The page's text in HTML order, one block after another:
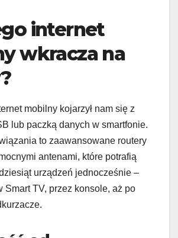
internet
wkracza na
mobilny kojarzył nam się z
lub paczką danych w smartfonie.
to zaawansowane routery
antenami, które potrafią
urządzeń jednocześnie –
Smart TV, przez konsole, aż po